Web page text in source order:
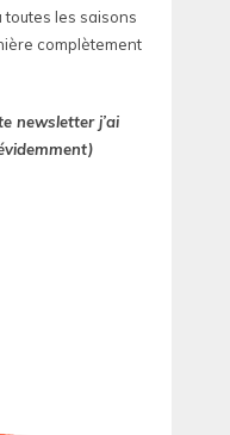
toutes les saisons
complètement
newsletter j’ai